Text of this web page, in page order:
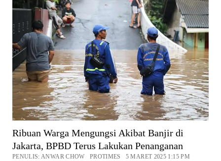
Ribuan Warga Mengungsi Akibat Banjir di
Jakarta, BPBD Terus Lakukan Penanganan
PENULIS: ANWAR CHOW PROTIMES 5 MARET 2025 1:15 PM